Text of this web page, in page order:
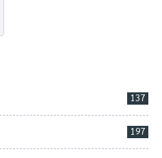
137
197